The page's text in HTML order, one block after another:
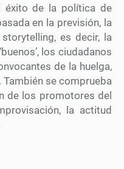
éxito de la política de
en la previsión, la
es decir, la
los ciudadanos
de la huelga,
se comprueba
de los promotores del
la actitud